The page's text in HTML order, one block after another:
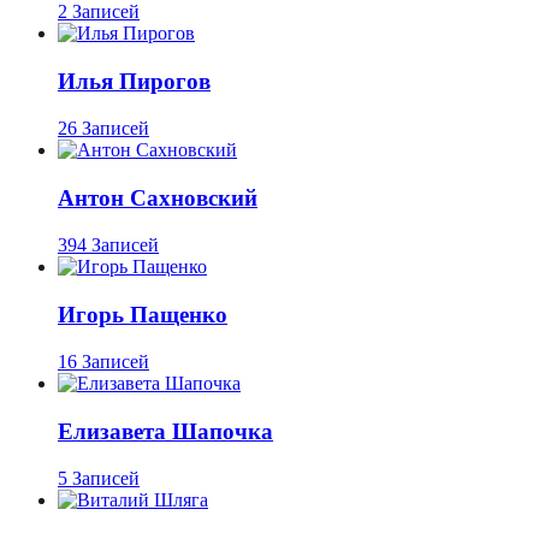
2 Записей
Илья Пирогов
26 Записей
Антон Сахновский
394 Записей
Игорь Пащенко
16 Записей
Елизавета Шапочка
5 Записей